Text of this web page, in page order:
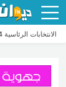
الانتخابات الرئاسية 2024
جهوية